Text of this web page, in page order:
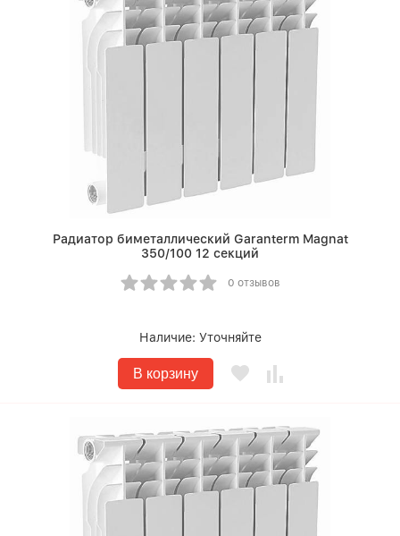
Радиатор биметаллический Garanterm Magnat
350/100 12 секций
0 отзывов
Наличие: Уточняйте
В корзину